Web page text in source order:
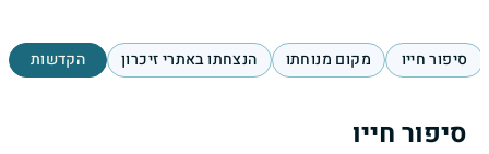
סיפור חייו מקום מנוחתו הנצחתו באתרי זיכרון הקדשות
סיפור חייו